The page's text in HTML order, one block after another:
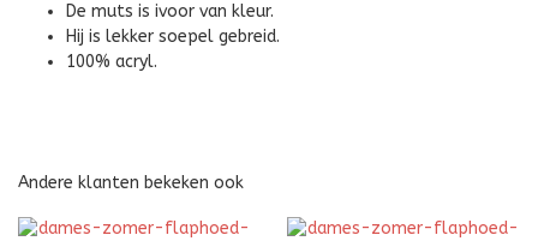
De muts is ivoor van kleur.
Hij is lekker soepel gebreid.
100% acryl.
Andere klanten bekeken ook